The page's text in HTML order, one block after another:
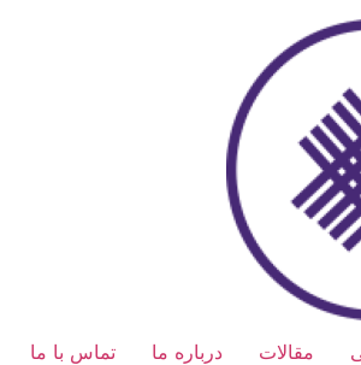
مقالات درباره ما تماس با ما